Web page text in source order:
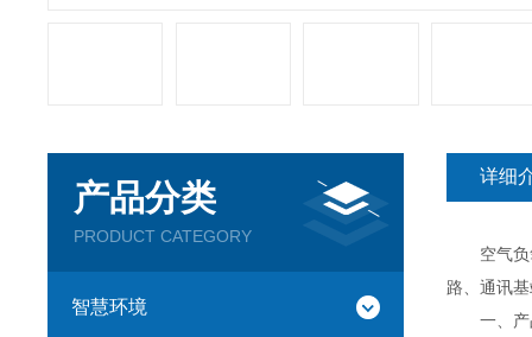
产品分类
PRODUCT CATEGORY
智慧环境
详细
空气负氧
路、通讯
一、产